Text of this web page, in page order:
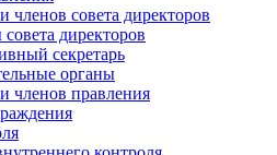
членов совета директоров
директоров
секретарь
органы
членов правления